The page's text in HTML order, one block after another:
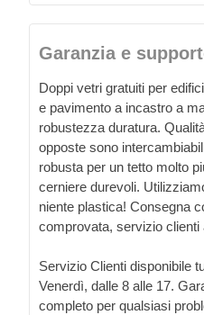
Garanzia e
Doppi vetri gratuiti per
e pavimento a incastro a
robustezza duratura.
opposte sono
robusta per un tetto molto
cerniere durevoli.
niente plastica! Consegna
comprovata, servizio clienti
Servizio Clienti disponibile
Venerdì, dalle 8 alle 17.
completo per qualsiasi